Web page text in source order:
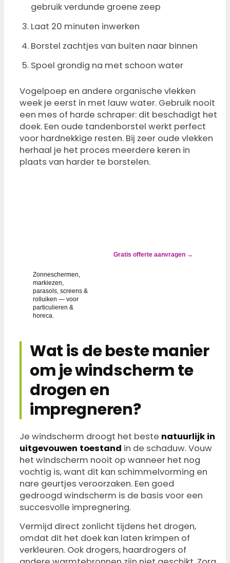
gebruik verdunde groene zeep
Laat 20 minuten inwerken
Borstel zachtjes van buiten naar binnen
Spoel grondig na met schoon water
Vogelpoep en andere organische vlekken
week je eerst in met lauw water. Gebruik nooit
een mes of harde schraper: dit beschadigt het
doek. Een oude tandenborstel werkt perfect
voor hardnekkige resten. Bij zeer oude vlekken
herhaal je het proces meerdere keren in
plaats van harder te borstelen.
Zonneschermen,
markiezen,
parasols, screens &
rolluiken — voor
particulieren &
horeca.
Gratis offerte aanvragen →
Wat is de beste manier
om je windscherm te
drogen en
impregneren?
Je windscherm droogt het beste natuurlijk in
uitgevouwen toestand in de schaduw. Vouw
het windscherm nooit op wanneer het nog
vochtig is, want dit kan schimmelvorming en
nare geurtjes veroorzaken. Een goed
gedroogd windscherm is de basis voor een
succesvolle impregnering.
Vermijd direct zonlicht tijdens het drogen,
omdat dit het doek kan laten krimpen of
verkleuren. Ook drogers, haardrogers of